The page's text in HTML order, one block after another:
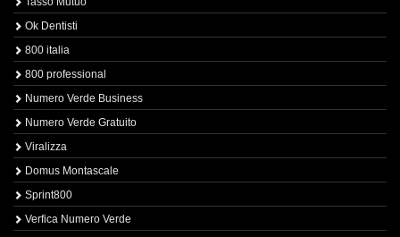
Ok Dentisti
800 italia
800 professional
Numero Verde Business
Numero Verde Gratuito
Viralizza
Domus Montascale
Sprint800
Verfica Numero Verde